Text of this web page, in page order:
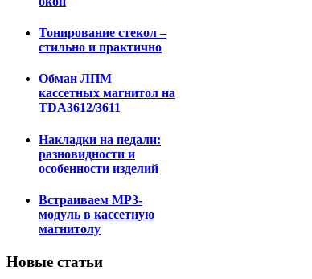
Тонирование стекол –
стильно и практично
Обман ЛПМ
кассетных магнитол на
TDA3612/3611
Накладки на педали:
разновидности и
особенности изделий
Встраиваем MP3-
модуль в кассетную
магнитолу
Новые статьи